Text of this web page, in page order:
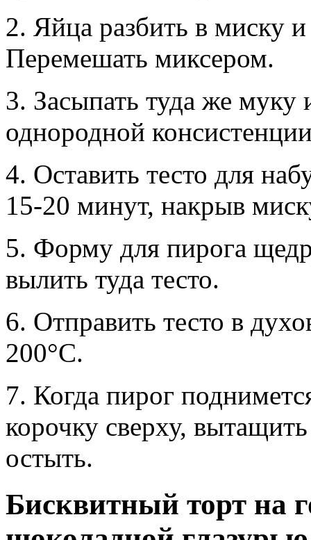
2. Яйца разбить в миску
Перемешать миксером.
3. Засыпать туда же муку
однородной
4. Оставить тесто для
15-20 минут, накрыв
5. Форму для пирога
вылить туда тесто.
6. Отправить тесто в
200°С.
7. Когда пирог
корочку сверху,
остыть.
Бисквитный торт на